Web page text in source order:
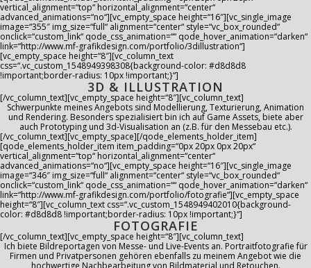
vertical_alignment=“top“ horizontal_alignment=“center“
advanced_animations=“no“][vc_empty_space height=“16″][vc_single_image
image=“355″ img_size=“full“ alignment=“center“ style=“vc_box_rounded“
onclick=“custom_link“ qode_css_animation=““ qode_hover_animation=“darken“
link=“http://www.mf-grafikdesign.com/portfolio/3dillustration“]
[vc_empty_space height=“8″][vc_column_text
css=“.vc_custom_1548949398308{background-color: #d8d8d8
!important;border-radius: 10px !important;}“]
3D & ILLUSTRATION
[/vc_column_text][vc_empty_space height=“8″][vc_column_text]
Schwerpunkte meines Angebots sind Modellierung, Texturierung, Animation
und Rendering. Besonders spezialisiert bin ich auf Game Assets, biete aber
auch Prototyping und 3d-Visualisation an (z.B. für den Messebau etc.).
[/vc_column_text][vc_empty_space][/qode_elements_holder_item]
[qode_elements_holder_item item_padding=“0px 20px 0px 20px“
vertical_alignment=“top“ horizontal_alignment=“center“
advanced_animations=“no“][vc_empty_space height=“16″][vc_single_image
image=“346″ img_size=“full“ alignment=“center“ style=“vc_box_rounded“
onclick=“custom_link“ qode_css_animation=““ qode_hover_animation=“darken“
link=“http://www.mf-grafikdesign.com/portfolio/fotografie“][vc_empty_space
height=“8″][vc_column_text css=“.vc_custom_1548949402010{background-
color: #d8d8d8 !important;border-radius: 10px !important;}“]
FOTOGRAFIE
[/vc_column_text][vc_empty_space height=“8″][vc_column_text]
Ich biete Bildreportagen von Messe- und Live-Events an. Portraitfotografie für
Firmen und Privatpersonen gehören ebenfalls zu meinem Angebot wie die
hochwertige Nachbearbeitung von Bildmaterial und Retouchen.